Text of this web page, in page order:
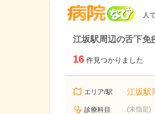
人
江坂駅周辺の舌下免
16 件見つかりました
エリア/駅 江坂駅
診療科目 (未指定)